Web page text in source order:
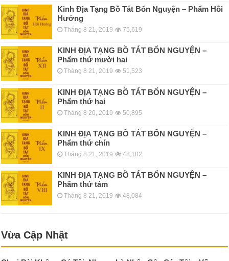
Kinh Địa Tạng Bồ Tát Bổn Nguyện – Phẩm Hồi
Hướng
Tháng 8 21, 2019 75,619
KINH ÐỊA TẠNG BỒ TÁT BỔN NGUYỆN –
Phẩm thứ mười hai
Tháng 8 21, 2019 51,523
KINH ÐỊA TẠNG BỒ TÁT BỔN NGUYỆN –
Phẩm thứ hai
Tháng 8 20, 2019 50,895
KINH ÐỊA TẠNG BỒ TÁT BỔN NGUYỆN –
Phẩm thứ chín
Tháng 8 21, 2019 48,102
KINH ÐỊA TẠNG BỒ TÁT BỔN NGUYỆN –
Phẩm thứ tám
Tháng 8 21, 2019 48,084
Vừa Cập Nhật